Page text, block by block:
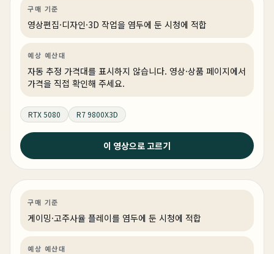
영상편집·디자인
구매 기준
영상편집·디자인·3D 작업을 염두에 둔 시청에 적합
예상 예산대
자동 추정 가격대를 표시하지 않습니다. 영상·상품 페이지에서
가격을 직접 확인해 주세요.
RTX 5080 R7 9800X3D
이 영상으로 고르기
3주 전
블랙 앤 화이트 투톤 튜닝의 정석! #pcbuild #블랙앤화
이트 #게이밍pc
구매 기준
게이밍·고주사율 플레이를 염두에 둔 시청에 적합
예상 예산대